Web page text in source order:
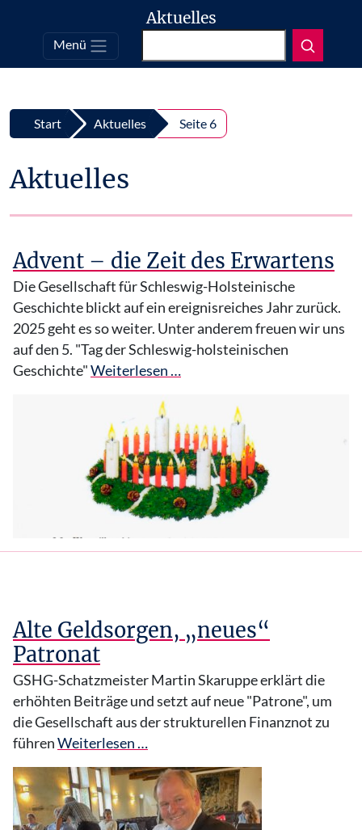
Top
Zum Inhalt springen
Aktuelles
Menü
Start Aktuelles Seite 6
Aktuelles
Advent – die Zeit des Erwartens
Die Gesellschaft für Schleswig-Holsteinische
Geschichte blickt auf ein ereignisreiches Jahr zurück.
2025 geht es so weiter. Unter anderem freuen wir uns
auf den 5. "Tag der Schleswig-holsteinischen
Geschichte"Weiterlesen …
Alte Geldsorgen, „neues“
Patronat
GSHG-Schatzmeister Martin Skaruppe erklärt die
erhöhten Beiträge und setzt auf neue "Patrone", um
die Gesellschaft aus der strukturellen Finanznot zu
führenWeiterlesen …